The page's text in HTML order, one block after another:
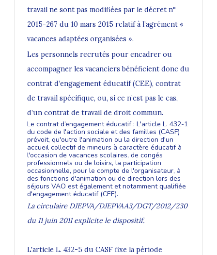
travail ne sont pas modifiées par le décret n°
2015-267 du 10 mars 2015 relatif à l’agrément «
vacances adaptées organisées ».
Les personnels recrutés pour encadrer ou
accompagner les vacanciers bénéficient donc du
contrat d’engagement éducatif (CEE), contrat
de travail spécifique, ou, si ce n’est pas le cas,
d’un contrat de travail de droit commun.
Le contrat d’engagement éducatif : L'article L. 432-1
du code de l'action sociale et des familles (CASF)
prévoit, qu'outre l'animation ou la direction d'un
accueil collectif de mineurs à caractère éducatif à
l'occasion de vacances scolaires, de congés
professionnels ou de loisirs, la participation
occasionnelle, pour le compte de l'organisateur, à
des fonctions d'animation ou de direction lors des
séjours VAO est également et notamment qualifiée
d'engagement éducatif (CEE).
La circulaire DJEPVA/DJEPVAA3/DGT/2012/230
du 11 juin 2011 explicite le dispositif.
L'article L. 432-5 du CASF fixe la période